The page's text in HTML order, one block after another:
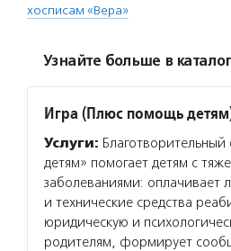
хосписам «Вера»
Узнайте больше в
Игра (Плюс помощь
Услуги:
детям» помогает детям с
заболеваниями: оплачивает
и технические средства
юридическую и
родителям, формирует